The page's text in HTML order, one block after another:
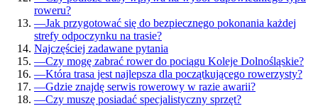
roweru?
—Jak przygotować się do bezpiecznego pokonania każdej
strefy odpoczynku na trasie?
Najczęściej zadawane pytania
—Czy mogę zabrać rower do pociągu Koleje Dolnośląskie?
—Która trasa jest najlepsza dla początkującego rowerzysty?
—Gdzie znajdę serwis rowerowy w razie awarii?
—Czy muszę posiadać specjalistyczny sprzęt?